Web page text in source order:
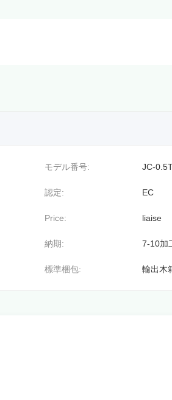
モデル番号: JC-
認定: EC
Price: liaise
納期: 7-10加
標準梱包: 輸出木